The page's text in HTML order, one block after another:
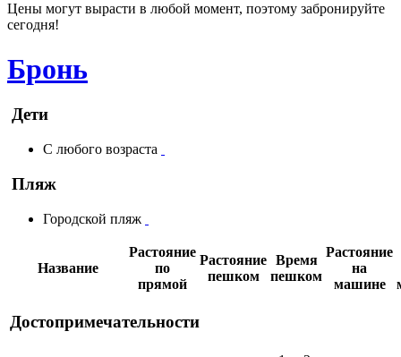
Цены могут вырасти в любой момент, поэтому забронируйте
сегодня!
Бронь
Дети
С любого возраста
Пляж
Городской пляж
Название
Растояние
по
прямой
Растояние
пешком
Время
пешком
Растояние
на
машине
Достопримечательности